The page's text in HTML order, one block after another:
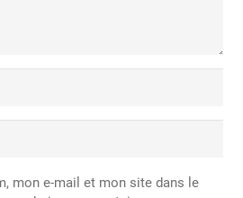
mon e-mail et mon site dans le